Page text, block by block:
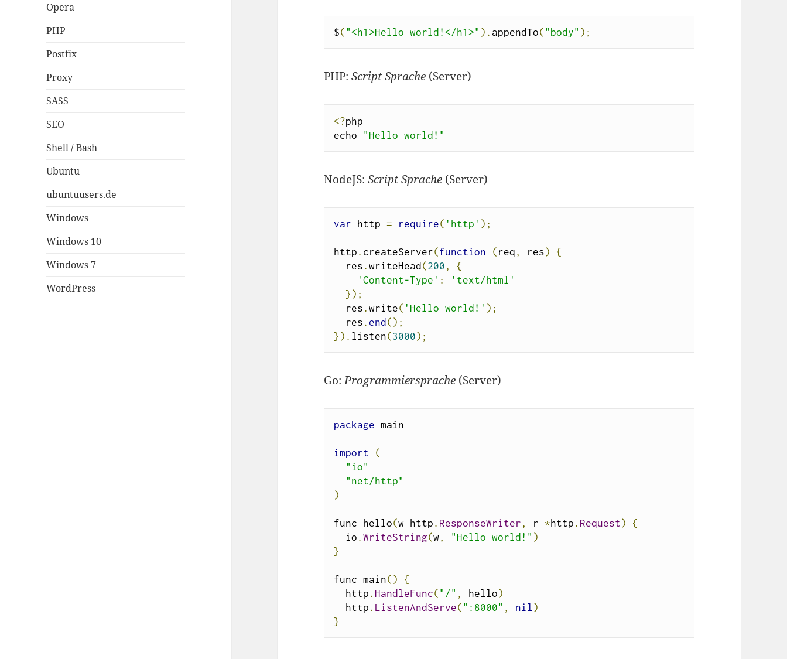
Opera
PHP
Postfix
Proxy
SASS
SEO
Shell / Bash
Ubuntu
ubuntuusers.de
Windows
Windows 10
Windows 7
WordPress
$( "<h1>Hello world!</h1>" ). appendTo( "body" );
PHP:Script Sprache (Server)
<?php
echo
"Hello world!"
NodeJS:Script Sprache (Server)
var http = require( 'http' );
http . createServer(function ( req , res)
{
  res
. writeHead(200 ,
{
'Content-Type' :
'text/html'
});
  res
. write( 'Hello world!' );
  res
. end();
}). listen(3000);
Go:Programmiersprache (Server)
package main
import
(
"io"
"net/http"
)
func hello(w http . ResponseWriter , r *http . Request)
{
  io
. WriteString(w , "Hello world!" )
}
func main()
{
  http
. HandleFunc( "/" , hello)
  http
. ListenAndServe( ":8000" , nil )
}